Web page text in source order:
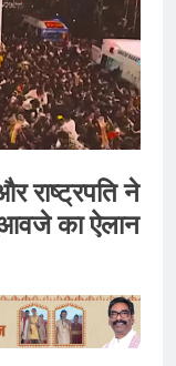
राष्ट्रपति ने
का ऐलान